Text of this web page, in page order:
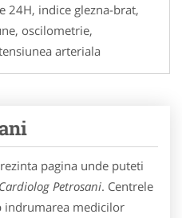
24H, indice glezna-brat,
oscilometrie,
arteriala
pagina unde puteti
Cardiolog Petrosani. Centrele
indrumarea medicilor